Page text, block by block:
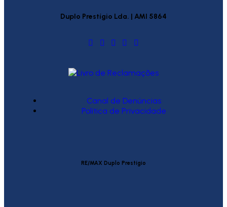
Duplo Prestígio Lda. | AMI 5864
Canal de Denúncias
Política de Privacidade
RE/MAX Duplo Prestígio